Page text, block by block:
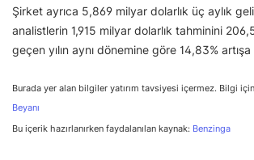
Şirket ayrıca 5,869 milyar dolarlık üç aylık
analistlerin 1,915 milyar dolarlık tahminini
geçen yılın aynı dönemine göre 14,83%
Burada yer alan bilgiler yatırım tavsiyesi içermez. Bilgi
Beyanı
Bu içerik hazırlanırken faydalanılan kaynak: Benzinga